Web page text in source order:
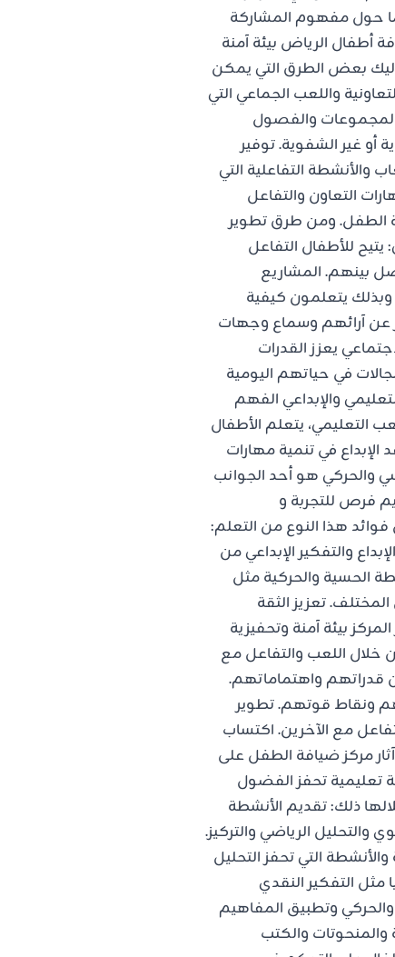
حول مفهوم المشاركة
أطفال الرياض بيئة آمنة
بعض الطرق التي يمكن
واللعب الجماعي التي
المجموعات والفصول
أو غير الشفوية. توفير
والأنشطة التفاعلية التي
التعاون والتفاعل
الطفل. ومن طرق تطوير
للأطفال التفاعل
بينهم. المشاريع
يتعلمون كيفية
عن آرائهم وسماع وجهات
يعزز القدرات
في حياتهم اليومية
والإبداعي الفهم
التعليمي، يتعلم الأطفال
الإبداع في تنمية مهارات
والحركي هو أحد الجوانب
فرص للتجربة و
هذا النوع من التعلم:
والتفكير الإبداعي من
الحسية والحركية مثل
تعزيز الثقة
بيئة آمنة وتحفيزية
اللعب والتفاعل مع
قدراتهم واهتماماتهم.
ونقاط قوتهم. تطوير
مع الآخرين. اكتساب
مركز ضيافة الطفل على
تعليمية تحفز الفضول
ذلك: تقديم الأنشطة
والتحليل الرياضي والتركيز.
التي تحفز التحليل
مثل التفكير النقدي
والحركي وتطبيق المفاهيم
والمنحوتات والكتب